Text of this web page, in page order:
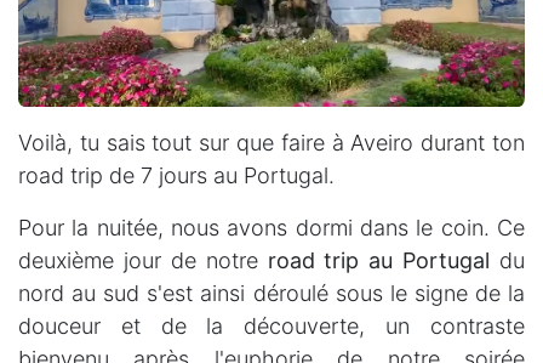
Voilà, tu sais tout sur que faire à Aveiro durant ton
road trip de 7 jours au Portugal.
Pour la nuitée, nous avons dormi dans le coin. Ce
deuxième jour de notre road trip au Portugal du
nord au sud s'est ainsi déroulé sous le signe de la
douceur et de la découverte, un contraste